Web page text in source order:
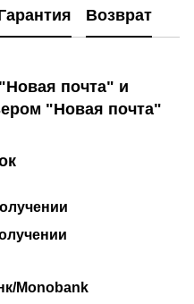
Возврат
почта" и
"Новая почта"
Monobank